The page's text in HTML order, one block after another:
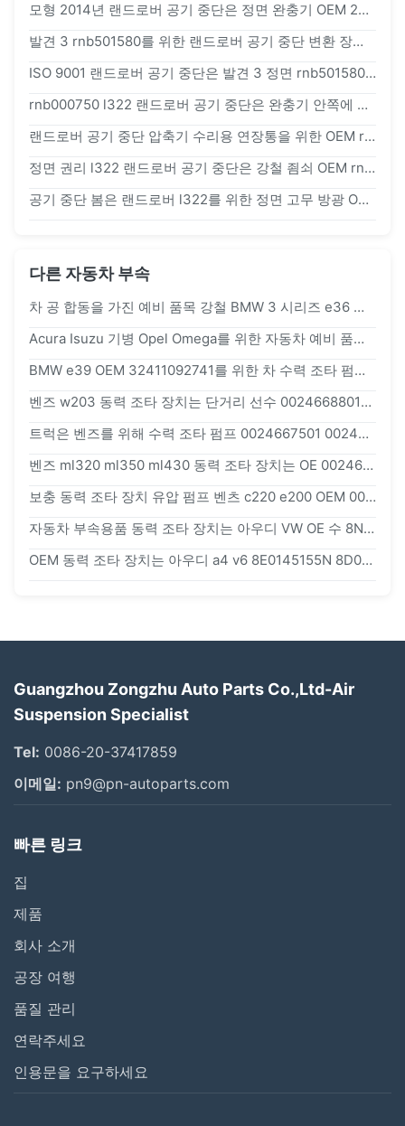
모형 2014년 랜드로버 공기 중단은 정면 완충기 OEM 22271123를 분해합니다
발견 3 rnb501580를 위한 랜드로버 공기 중단 변환 장비 정면 알루미늄 덮개
ISO 9001 랜드로버 공기 중단은 발견 3 정면 rnb501580를 위한 공기 소매를 분해합니다
rnb000750 l322 랜드로버 공기 중단은 완충기 안쪽에 정면을 분해합니다
랜드로버 공기 중단 압축기 수리용 연장통을 위한 OEM rvh000055 공기 구획 벨브
정면 권리 l322 랜드로버 공기 중단은 강철 죔쇠 OEM rnb000750를 분해합니다
공기 중단 봄은 랜드로버 l322를 위한 정면 고무 방광 OEM rkb500082를 분해합니다
다른 자동차 부속
차 공 합동을 가진 예비 품목 강철 BMW 3 시리즈 e36 자동 통제 팔
Acura Isuzu 기병 Opel Omega를 위한 자동차 예비 품목 변속기 전송 여과기
BMW e39 OEM 32411092741를 위한 차 수력 조타 펌프 2411092742
벤즈 w203 동력 조타 장치는 단거리 선수 0024668801를 양수합니다
트럭은 벤즈를 위해 수력 조타 펌프 0024667501 0024667601를 분해합니다
벤즈 ml320 ml350 ml430 동력 조타 장치는 OE 0024663801를 양수합니다
보충 동력 조타 장치 유압 펌프 벤츠 c220 e200 OEM 0024661001
자동차 부속용품 동력 조타 장치는 아우디 VW OE 수 8N0145154A를 위해 양수합니다
OEM 동력 조타 장치는 아우디 a4 v6 8E0145155N 8D0145156N 8D0145156F를 위해 양수합니다
Guangzhou Zongzhu Auto Parts Co.,Ltd-Air
Suspension Specialist
Tel: 0086-20-37417859
이메일: pn9@pn-autoparts.com
빠른 링크
집
제품
회사 소개
공장 여행
품질 관리
연락주세요
인용문을 요구하세요